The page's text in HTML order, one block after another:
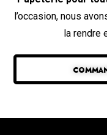
l’occasion, nous
la rendre